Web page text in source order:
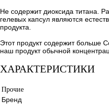
Не содержит диоксида титана.
гелевых капсул являются
продукта.
Этот продукт содержит больше
наш продукт обычной
ХАРАКТЕРИСТИКИ
Прочие
Бренд